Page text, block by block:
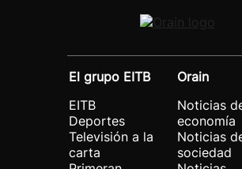
El grupo EITB
EITB
Deportes
Televisión a la
carta
Orain
Noticias
economía
Noticias
sociedad